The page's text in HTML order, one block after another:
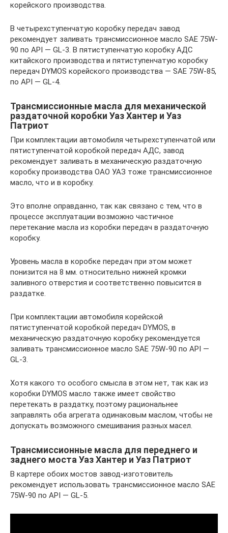
корейского производства.
В четырехступенчатую коробку передач завод
рекомендует заливать трансмиссионное масло SAE 75W-
90 по API — GL-3. В пятиступенчатую коробку АДС
китайского производства и пятиступенчатую коробку
передач DYMOS корейского производства — SAE 75W-85,
по API — GL-4.
Трансмиссионные масла для механической
раздаточной коробки Уаз Хантер и Уаз
Патриот
При комплектации автомобиля четырехступенчатой или
пятиступенчатой коробкой передач АДС, завод
рекомендует заливать в механическую раздаточную
коробку производства ОАО УАЗ тоже трансмиссионное
масло, что и в коробку.
Это вполне оправданно, так как связано с тем, что в
процессе эксплуатации возможно частичное
перетекание масла из коробки передач в раздаточную
коробку.
Уровень масла в коробке передач при этом может
понизится на 8 мм. относительно нижней кромки
заливного отверстия и соответственно повысится в
раздатке.
При комплектации автомобиля корейской
пятиступенчатой коробкой передач DYMOS, в
механическую раздаточную коробку рекомендуется
заливать трансмиссионное масло SAE 75W-90 по API —
GL-3.
Хотя какого то особого смысла в этом нет, так как из
коробки DYMOS масло также имеет свойство
перетекать в раздатку, поэтому рациональнее
заправлять оба агрегата одинаковым маслом, чтобы не
допускать возможного смешивания разных масел.
Трансмиссионные масла для переднего и
заднего моста Уаз Хантер и Уаз Патриот
В картере обоих мостов завод-изготовитель
рекомендует использовать трансмиссионное масло SAE
75W-90 по API — GL-5.